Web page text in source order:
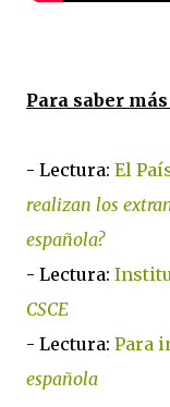
Para saber
- Lectura: El
realizan los
española?
- Lectura:
CSCE
- Lectura: Para
española